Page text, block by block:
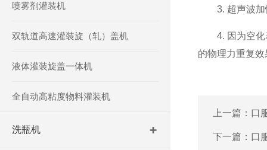
喷雾剂灌装机
双轨道高速灌装旋（轧）盖机
液体灌装旋盖一体机
全自动高粘度物料灌装机
洗瓶机
3. 超声波加快
4. 因为空化表
的物理力重复
上一篇： 口
下一篇： 口